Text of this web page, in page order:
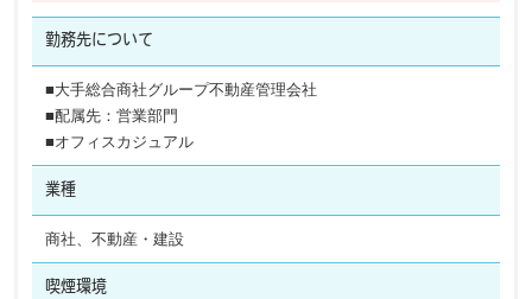
勤務先について
■大手総合商社グループ不動産管理会社
■配属先：営業部門
■オフィスカジュアル
業種
商社、不動産・建設
喫煙環境